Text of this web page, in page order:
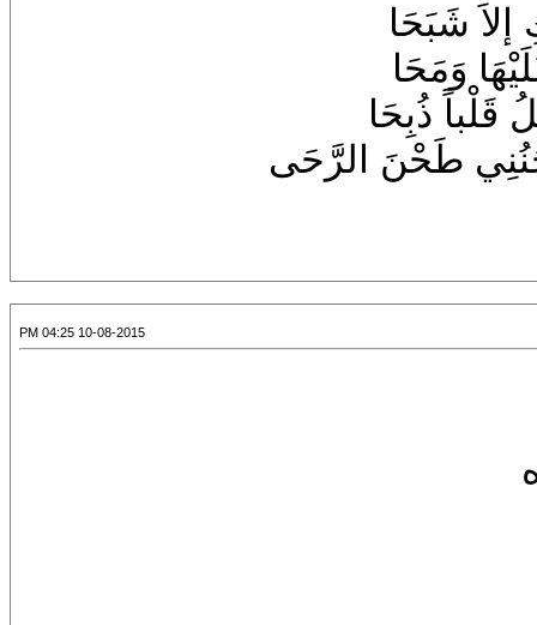
شَبَحَا
وَمَحَا
ذُبِحَا
طَحْنَ الرَّحَى
10-08-2015 04:25 PM